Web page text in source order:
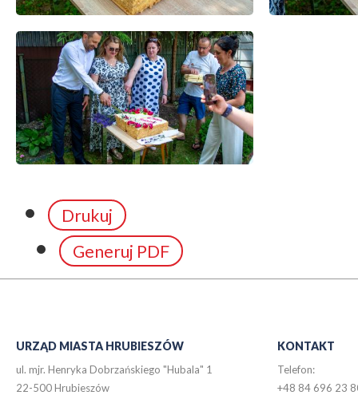
Drukuj
Generuj PDF
URZĄD MIASTA HRUBIESZÓW
ul. mjr. Henryka Dobrzańskiego "Hubala" 1
22-500 Hrubieszów
KONTAKT
Telefon:
+48 84 696 23